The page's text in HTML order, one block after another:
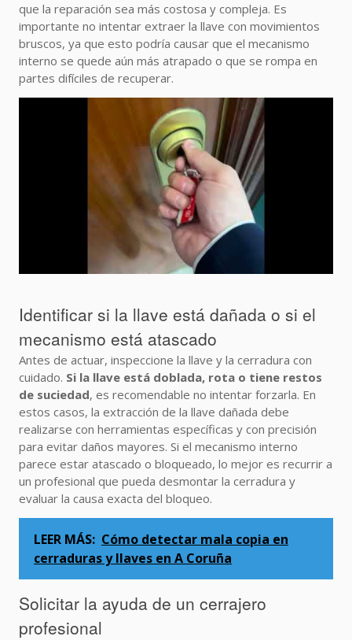
que la reparación sea más costosa y compleja. Es
importante no intentar extraer la llave con movimientos
bruscos, ya que esto podría causar que el mecanismo
interno se quede aún más atrapado o que se rompa en
partes difíciles de recuperar.
Identificar si la llave está dañada o si el
mecanismo está atascado
Antes de actuar, inspeccione la llave y la cerradura con
cuidado. Si la llave está doblada, rota o tiene restos
de suciedad, es recomendable no intentar forzarla. En
estos casos, la extracción de la llave dañada debe
realizarse con herramientas específicas y con precisión
para evitar daños mayores. Si el mecanismo interno
parece estar atascado o bloqueado, lo mejor es recurrir a
un profesional que pueda desmontar la cerradura y
evaluar la causa exacta del bloqueo.
LEER MÁS: Cómo detectar mala copia en
cerraduras y llaves en A Coruña
Solicitar la ayuda de un cerrajero
profesional